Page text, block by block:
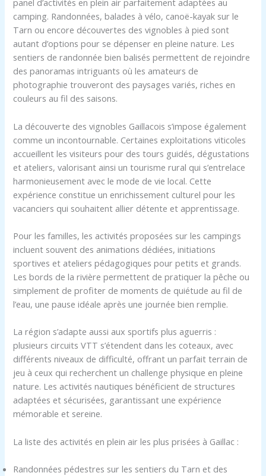
panel d’activités en plein air parfaitement adaptées au
camping. Randonnées, balades à vélo, canoë-kayak sur le
Tarn ou encore découvertes des vignobles à pied sont
autant d’options pour se dépenser en pleine nature. Les
sentiers de randonnée bien balisés permettent de rejoindre
des panoramas intriguants où les amateurs de
photographie trouveront des paysages variés, riches en
couleurs au fil des saisons.
La découverte des vignobles Gaillacois s’impose également
comme un incontournable. Certaines exploitations viticoles
accueillent les visiteurs pour des tours guidés, dégustations
et ateliers, valorisant ainsi un tourisme rural qui s’entrelace
harmonieusement avec le mode de vie local. Cette
expérience constitue un enrichissement culturel pour les
vacanciers qui souhaitent allier détente et apprentissage.
Pour les familles, les activités proposées sur les campings
incluent souvent des animations dédiées, initiations
sportives et ateliers pédagogiques pour petits et grands.
Les bords de la rivière permettent de pratiquer la pêche ou
simplement de profiter de moments de quiétude au fil de
l’eau, une pause idéale après une journée bien remplie.
La région s’adapte aussi aux sportifs plus aguerris :
plusieurs circuits VTT s’étendent dans les coteaux, avec
différents niveaux de difficulté, offrant un parfait terrain de
jeu à ceux qui recherchent un challenge physique en pleine
nature. Les activités nautiques bénéficient de structures
adaptées et sécurisées, garantissant une expérience
mémorable et sereine.
La liste des activités en plein air les plus prisées à Gaillac :
Randonnées pédestres sur les sentiers du Tarn et des